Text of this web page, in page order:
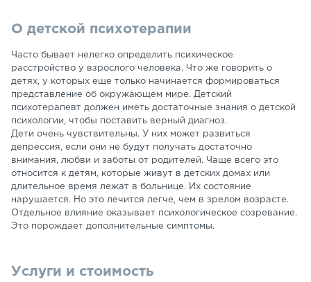
О детской психотерапии
Часто бывает нелегко определить психическое
расстройство у взрослого человека. Что же говорить о
детях, у которых еще только начинается формироваться
представление об окружающем мире. Детский
психотерапевт должен иметь достаточные знания о детской
психологии, чтобы поставить верный диагноз.
Дети очень чувствительны. У них может развиться
депрессия, если они не будут получать достаточно
внимания, любви и заботы от родителей. Чаще всего это
относится к детям, которые живут в детских домах или
длительное время лежат в больнице. Их состояние
нарушается. Но это лечится легче, чем в зрелом возрасте.
Отдельное влияние оказывает психологическое созревание.
Это порождает дополнительные симптомы.
Услуги и стоимость